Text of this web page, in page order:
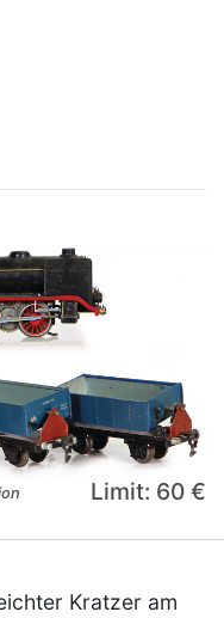
Limit: 60 €
Kratzer am